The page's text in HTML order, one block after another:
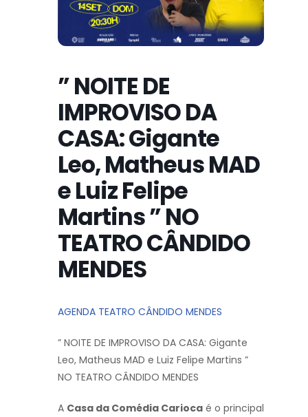
” NOITE DE
IMPROVISO DA
CASA: Gigante
Leo, Matheus MAD
e Luiz Felipe
Martins ” NO
TEATRO CÂNDIDO
MENDES
AGENDA TEATRO CÂNDIDO MENDES
” NOITE DE IMPROVISO DA CASA: Gigante
Leo, Matheus MAD e Luiz Felipe Martins ”
NO TEATRO CÂNDIDO MENDES
A Casa da Comédia Carioca é o principal